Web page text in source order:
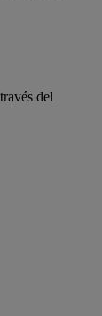
del